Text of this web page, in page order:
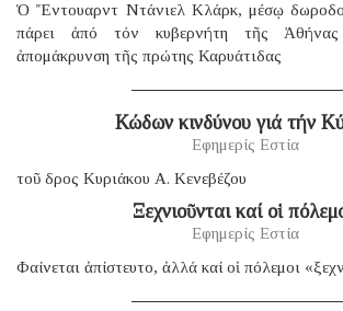
Ὁ Ἔντουαρντ Ντάνιελ Κλάρκ, μέσῳ
πάρει ἀπό τόν κυβερνήτη τῆς
ἀπομάκρυνση τῆς πρώτης Καρυάτιδας
Κώδων κινδύνου γιά τήν
Εφημερίς Εστία
τοῦ δρος Κυριάκου Α. Κενεβέζου
Ξεχνιοῦνται καί οἱ
Εφημερίς Εστία
Φαίνεται ἀπίστευτο, ἀλλά καί οἱ πόλεμοι